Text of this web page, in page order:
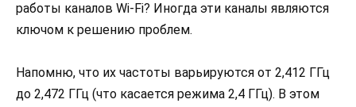
работы каналов Wi-Fi? Иногда эти каналы являются
ключом к решению проблем.
Напомню, что их частоты варьируются от 2,412 ГГц
до 2,472 ГГц (что касается режима 2,4 ГГц). В этом